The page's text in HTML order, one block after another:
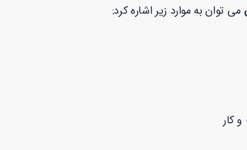
می توان به موارد زیر اشاره کرد:
کار